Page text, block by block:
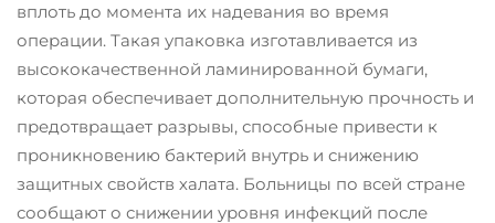
вплоть до момента их надевания во время
операции. Такая упаковка изготавливается из
высококачественной ламинированной бумаги,
которая обеспечивает дополнительную прочность и
предотвращает разрывы, способные привести к
проникновению бактерий внутрь и снижению
защитных свойств халата. Больницы по всей стране
сообщают о снижении уровня инфекций после